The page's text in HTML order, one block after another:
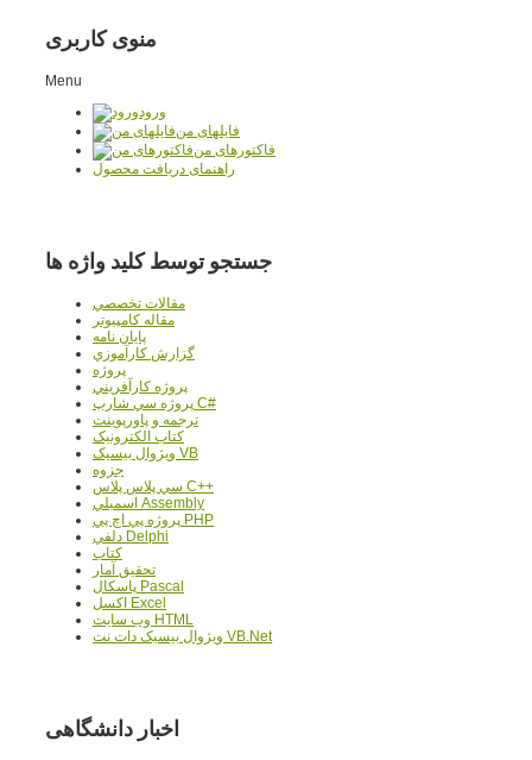
منوی کاربری
Menu
ورود
فایلهای من
فاکتورهای من
راهنمای دریافت محصول
جستجو توسط کلید واژه ها
مقالات تخصصي
مقاله کامپیوتر
پایان نامه
گزارش کارآموزي
پروژه
پروژه کارآفريني
پروژه سي شارپ C#
ترجمه و پاورپوينت
کتاب الکترونيک
ويژوال بيسيک VB
جزوه
سي پلاس پلاس C++
اسمبلي Assembly
پروژه پي اچ پي PHP
دلفي Delphi
کتاب
تحقيق آمار
پاسکال Pascal
اکسل Excel
وب سايت HTML
ويژوال بيسيک دات نت VB.Net
اخبار دانشگاهی